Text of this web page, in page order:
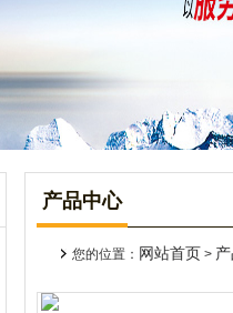
产品中心
您的位置： 网站首页 >